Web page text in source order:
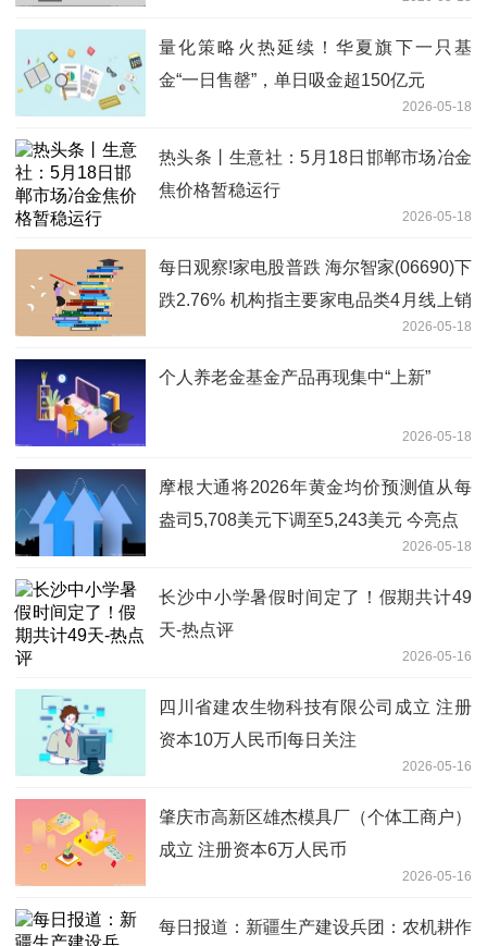
量化策略火热延续！华夏旗下一只基
金“一日售罄”，单日吸金超150亿元
2026-05-18
热头条丨生意社：5月18日邯郸市场冶金
焦价格暂稳运行
2026-05-18
每日观察!家电股普跌 海尔智家(06690)下
跌2.76% 机构指主要家电品类4月线上销
2026-05-18
个人养老金基金产品再现集中“上新”
2026-05-18
摩根大通将2026年黄金均价预测值从每
盎司5,708美元下调至5,243美元 今亮点
2026-05-18
长沙中小学暑假时间定了！假期共计49
天-热点评
2026-05-16
四川省建农生物科技有限公司成立 注册
资本10万人民币|每日关注
2026-05-16
肇庆市高新区雄杰模具厂（个体工商户）
成立 注册资本6万人民币
2026-05-16
每日报道：新疆生产建设兵团：农机耕作